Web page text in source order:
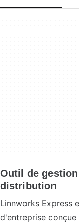
Outil de
distribution
Linnworks Express
d'entreprise